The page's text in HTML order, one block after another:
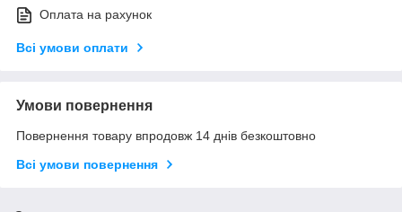
Оплата на рахунок
Всі умови оплати
Умови повернення
Повернення товару впродовж 14 днів безкоштовно
Всі умови повернення